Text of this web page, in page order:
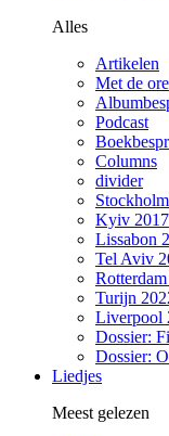
Alles
Artikelen
Met de
Podcast
Columns
divider
Kyiv 2017
Lissabon
Tel Aviv
Rotterdam
Turijn
Liverpool
Dossier:
Dossier:
Liedjes
Meest gelezen